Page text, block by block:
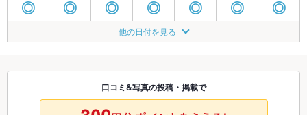
◎ ◎ ◎ ◎ ◎ ◎ ◎
◎ ◎
8/25
◎
8/26
◎
8/27
◎ ◎ ◎
8/30 8/31 9/1
◎
9/2
◎
9/3
◎
9/4 9/5
9/8
他の日付を見る
口コミ&写真の投稿・掲載で